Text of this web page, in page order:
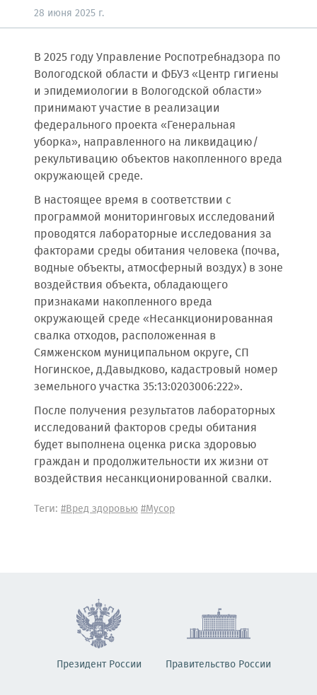
28 июня 2025 г.
В 2025 году Управление Роспотребнадзора по
Вологодской области и ФБУЗ «Центр гигиены
и эпидемиологии в Вологодской области»
принимают участие в реализации
федерального проекта «Генеральная
уборка», направленного на ликвидацию/
рекультивацию объектов накопленного вреда
окружающей среде.
В настоящее время в соответствии с
программой мониторинговых исследований
проводятся лабораторные исследования за
факторами среды обитания человека (почва,
водные объекты, атмосферный воздух) в зоне
воздействия объекта, обладающего
признаками накопленного вреда
окружающей среде «Несанкционированная
свалка отходов, расположенная в
Сямженском муниципальном округе, СП
Ногинское, д.Давыдково, кадастровый номер
земельного участка 35:13:0203006:222».
После получения результатов лабораторных
исследований факторов среды обитания
будет выполнена оценка риска здоровью
граждан и продолжительности их жизни от
воздействия несанкционированной свалки.
Теги: #Вред здоровью#Мусор
Президент России Правительство России